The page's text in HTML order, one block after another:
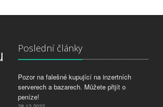
Poslední články
Pozor na falešné kupující na inzertních
serverech a bazarech. Můžete přijít o
peníze!